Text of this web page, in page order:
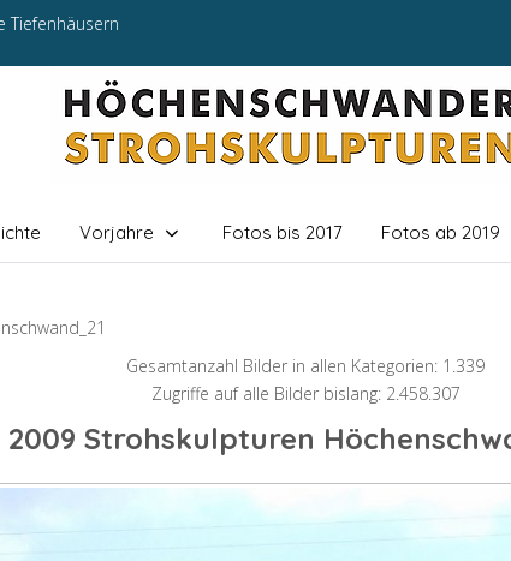
Tiefenhäusern
Vorjahre Fotos bis 2017 Fotos ab 2019
Gesamtanzahl Bilder in allen Kategorien: 1.339
Zugriffe auf alle Bilder bislang: 2.458.307
2009 Strohskulpturen